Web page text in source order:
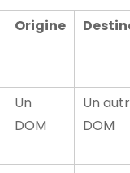
Origine
Un
DOM
Un
DOM